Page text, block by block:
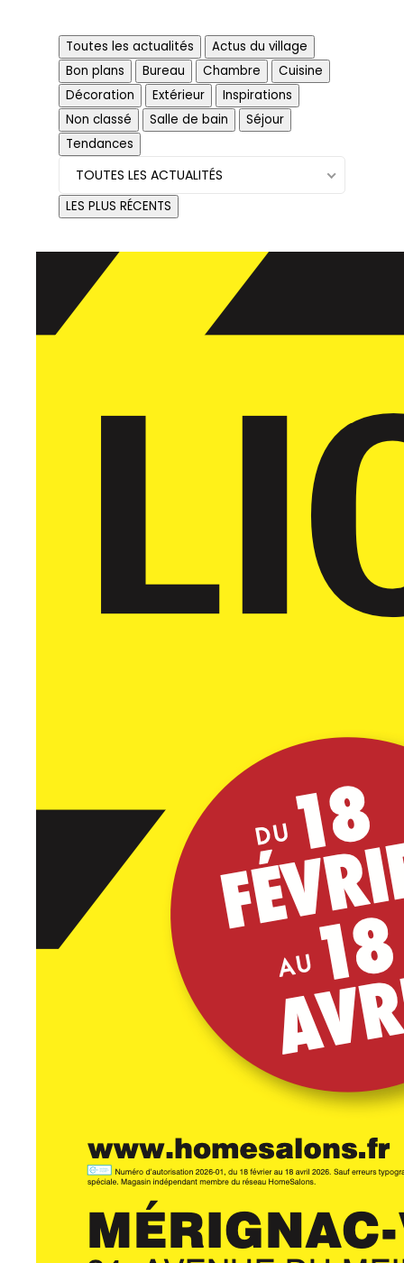
Toutes les actualités
Actus du village
Bon plans
Bureau Chambre
Cuisine
Décoration
Extérieur
Inspirations
Non classé
Salle de bain
Séjour
Tendances
TOUTES LES ACTUALITÉS
LES PLUS RÉCENTS
Actus du village